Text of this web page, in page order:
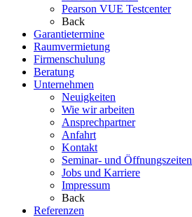
Pearson VUE Testcenter
Back
Garantietermine
Raumvermietung
Firmenschulung
Beratung
Unternehmen
Neuigkeiten
Wie wir arbeiten
Ansprechpartner
Anfahrt
Kontakt
Seminar- und Öffnungszeiten
Jobs und Karriere
Impressum
Back
Referenzen